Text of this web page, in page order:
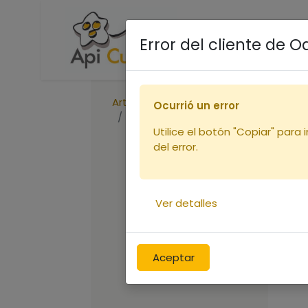
Accueil Boutique
Articles
Error del cliente de
Aceptar
Ocurrió un error
Utilice el botón "Copiar" para
del error.
Ver detalles